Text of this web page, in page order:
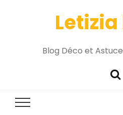
Letizia
Blog Déco et